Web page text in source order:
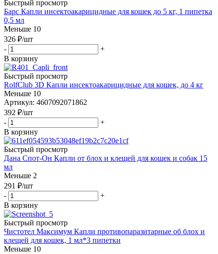
Быстрый просмотр
Барс Капли инсектоакарицидные для кошек до 5 кг, 1 пипетка
0,5 мл
Меньше 10
326 ₽/шт
-
+
В корзину
Быстрый просмотр
RolfClub 3D Капли инсектоакарицидные для кошек, до 4 кг
Меньше 10
Артикул: 4607092071862
392 ₽/шт
-
+
В корзину
Быстрый просмотр
Дана Спот-Он Капли от блох и клещей для кошек и собак 15
мл
Меньше 2
291 ₽/шт
-
+
В корзину
Быстрый просмотр
Чистотел Максимум Капли противопаразитарные об блох и
клещей для кошек, 1 мл*3 пипетки
Меньше 10